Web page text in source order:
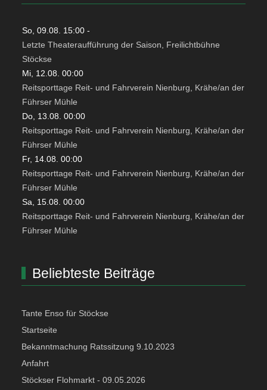
So, 09.08. 15:00-
Letzte Theateraufführung der Saison, Freilichtbühne
Stöckse
Mi, 12.08. 00:00
Reitsporttage Reit- und Fahrverein Nienburg, Krähe/an der
Führser Mühle
Do, 13.08. 00:00
Reitsporttage Reit- und Fahrverein Nienburg, Krähe/an der
Führser Mühle
Fr, 14.08. 00:00
Reitsporttage Reit- und Fahrverein Nienburg, Krähe/an der
Führser Mühle
Sa, 15.08. 00:00
Reitsporttage Reit- und Fahrverein Nienburg, Krähe/an der
Führser Mühle
Beliebteste Beiträge
Tante Enso für Stöckse
Startseite
Bekanntmachung Ratssitzung 9.10.2023
Anfahrt
Stöckser Flohmarkt - 09.05.2026